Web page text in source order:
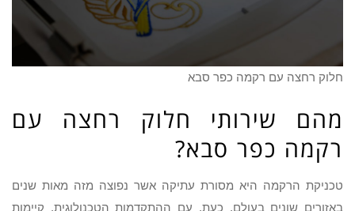
חלוק רחצה עם רקמה כפר סבא
מהם שירותי חלוק רחצה עם
רקמה כפר סבא?
טכניקת הרקמה היא מסורת עתיקה אשר נפוצה מזה מאות שנים
באזורים שונים בעולם. כעת, עם ההתקדמות הטכנולוגית, קיימות